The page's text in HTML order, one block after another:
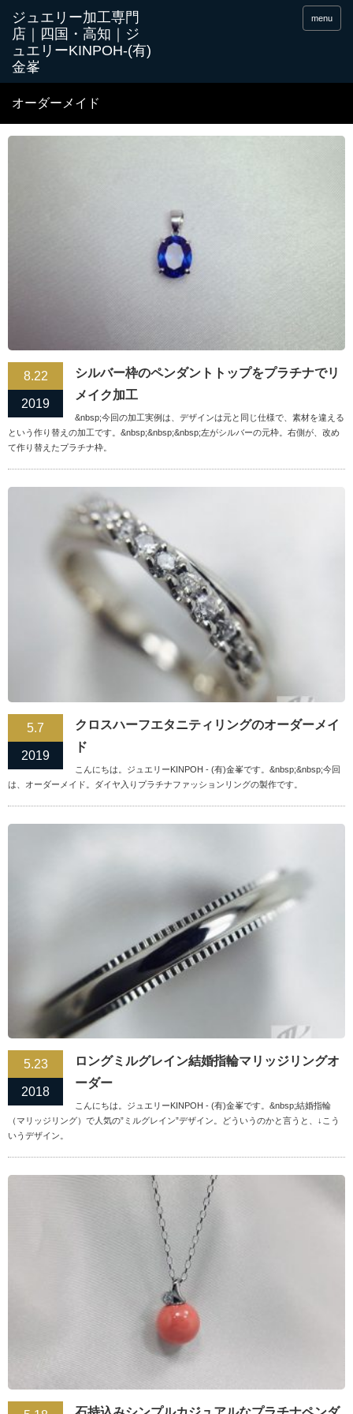
menu
オーダーメイド
8.22
2019
シルバー枠のペンダントトップをプラチナでリ
メイク加工
&nbsp;今回の加工実例は、デザインは元と同じ仕様で、素材を違える
という作り替えの加工です。&nbsp;&nbsp;&nbsp;左がシルバーの元枠。右側が、改め
て作り替えたプラチナ枠。
5.7
2019
クロスハーフエタニティリングのオーダーメイ
ド
こんにちは。ジュエリーKINPOH - (有)金峯です。&nbsp;&nbsp;今回
は、オーダーメイド。ダイヤ入りプラチナファッションリングの製作です。
5.23
2018
ロングミルグレイン結婚指輪マリッジリングオ
ーダー
こんにちは。ジュエリーKINPOH - (有)金峯です。&nbsp;結婚指輪
（マリッジリング）で人気の”ミルグレイン”デザイン。どういうのかと言うと、↓こう
いうデザイン。